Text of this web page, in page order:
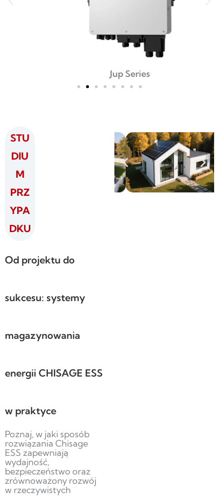
Jup Series
STU
DIU
M
PRZ
YPA
DKU
Od projektu do
sukcesu: systemy
magazynowania
energii CHISAGE ESS
w praktyce
Poznaj, w jaki sposób
rozwiązania Chisage
ESS zapewniają
wydajność,
bezpieczeństwo oraz
zrównoważony rozwój
w rzeczywistych